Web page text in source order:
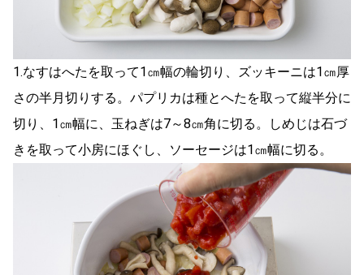
1.なすはへたを取って1㎝幅の輪切り、ズッキーニは1㎝厚
さの半月切りする。パプリカは種とへたを取って縦半分に
切り、1㎝幅に、玉ねぎは7～8㎝角に切る。しめじは石づ
きを取って小房にほぐし、ソーセージは1㎝幅に切る。